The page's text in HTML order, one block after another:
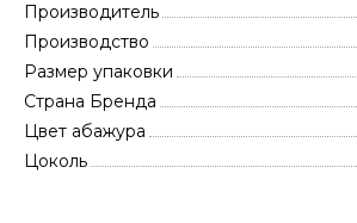
Производитель
Производство
Размер упаковки
Страна Бренда
Цвет абажура
Цоколь